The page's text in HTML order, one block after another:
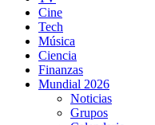
Cine
Tech
Música
Ciencia
Finanzas
Mundial 2026
Noticias
Grupos